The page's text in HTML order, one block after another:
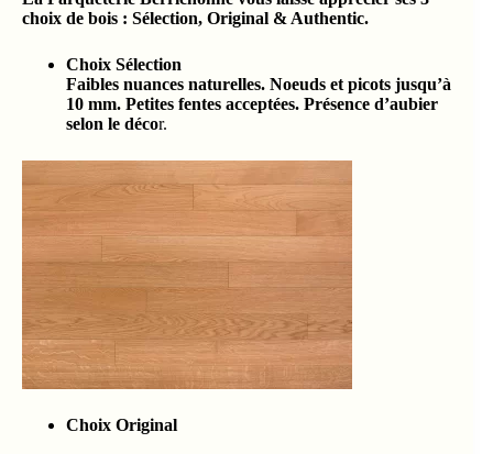
choix de bois : Sélection, Original & Authentic.
Choix Sélection
Faibles nuances naturelles. Noeuds et picots jusqu’à
10 mm. Petites fentes acceptées. Présence d’aubier
selon le décor.
Choix Original